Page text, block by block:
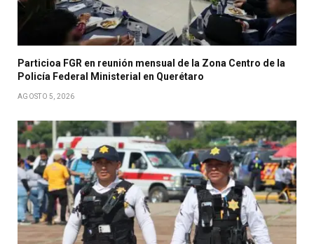
Particioa FGR en reunión mensual de la Zona Centro de la
Policía Federal Ministerial en Querétaro
AGOSTO 5, 2026